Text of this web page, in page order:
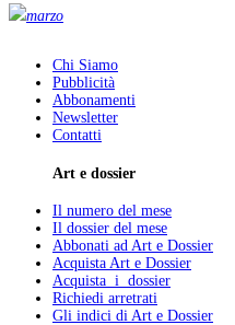
marzo
Chi Siamo
Pubblicità
Abbonamenti
Newsletter
Contatti
Art e dossier
Il numero del mese
Il dossier del mese
Abbonati ad Art e Dossier
Acquista Art e Dossier
Acquista i dossier
Richiedi arretrati
Gli indici di Art e Dossier